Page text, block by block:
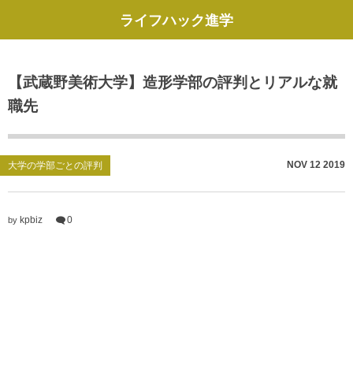
ライフハック進学
【武蔵野美術大学】造形学部の評判とリアルな就
職先
大学の学部ごとの評判 NOV 12 2019
by kpbiz 0